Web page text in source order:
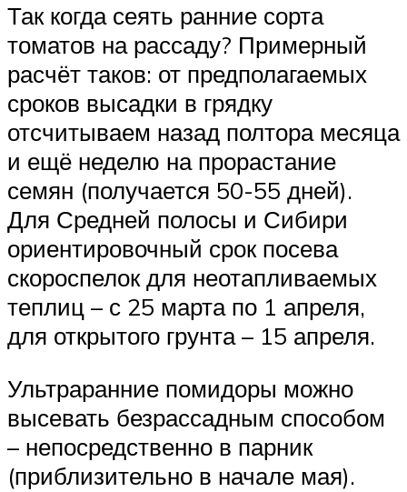
Так когда сеять ранние сорта
томатов на рассаду? Примерный
расчёт таков: от предполагаемых
сроков высадки в грядку
отсчитываем назад полтора месяца
и ещё неделю на прорастание
семян (получается 50-55 дней).
Для Средней полосы и Сибири
ориентировочный срок посева
скороспелок для неотапливаемых
теплиц – с 25 марта по 1 апреля,
для открытого грунта – 15 апреля.
Ультраранние помидоры можно
высевать безрассадным способом
– непосредственно в парник
(приблизительно в начале мая).